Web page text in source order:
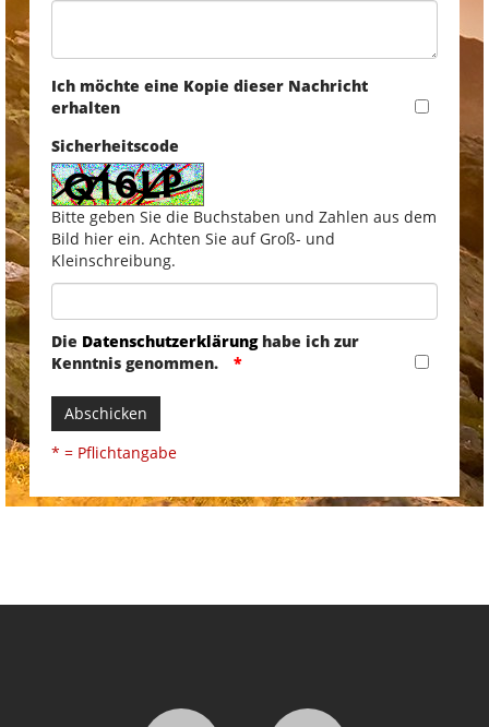
Ich möchte eine Kopie dieser Nachricht
erhalten
Sicherheitscode
Bitte geben Sie die Buchstaben und Zahlen aus dem
Bild hier ein. Achten Sie auf Groß- und
Kleinschreibung.
Die Datenschutzerklärunghabe ich zur
Kenntnis genommen.
Abschicken
* = Pflichtangabe